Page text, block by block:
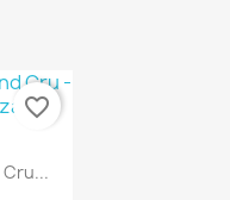
Cru...
favorite_border